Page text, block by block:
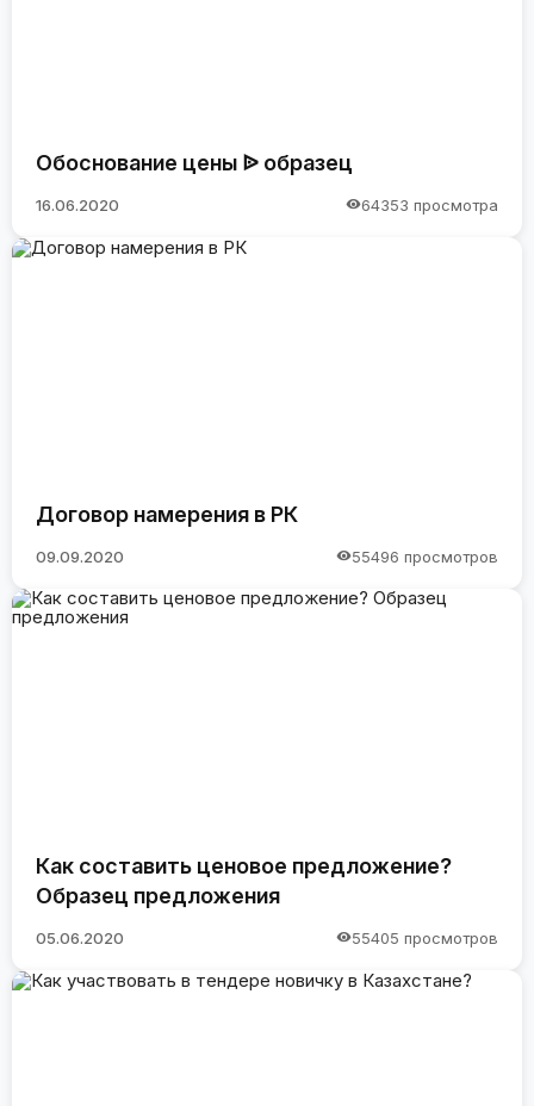
Обоснование цены ᐉ образец
16.06.2020 64353 просмотра
Договор намерения в РК
09.09.2020 55496 просмотров
Как составить ценовое предложение?
Образец предложения
05.06.2020 55405 просмотров